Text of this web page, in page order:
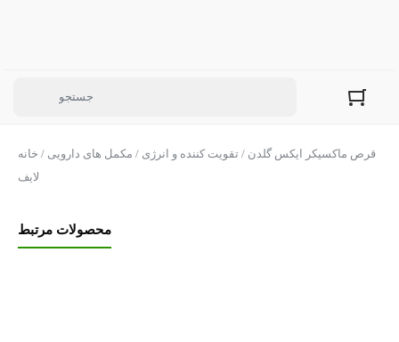
خانه / مکمل های دارویی / تقویت کننده و انرژی / قرص ماکسیکر ایکس گلدن
لایف
محصولات مرتبط